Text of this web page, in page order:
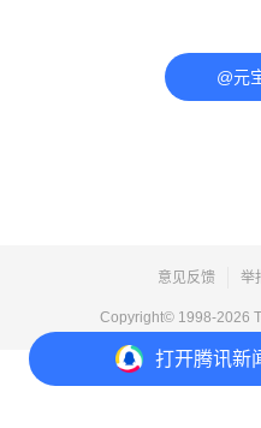
打开腾讯新
@元
意见反馈 举
Copyright© 1998-2026